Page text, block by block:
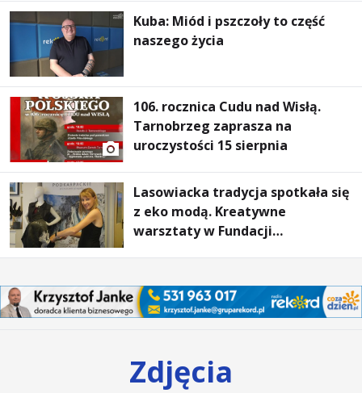
Kuba: Miód i pszczoły to część
naszego życia
106. rocznica Cudu nad Wisłą.
Tarnobrzeg zaprasza na
uroczystości 15 sierpnia
Lasowiacka tradycja spotkała się
z eko modą. Kreatywne
warsztaty w Fundacji
Zdjęcia